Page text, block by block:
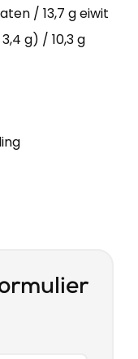
/ 13,7 g eiwit
g) / 10,3 g